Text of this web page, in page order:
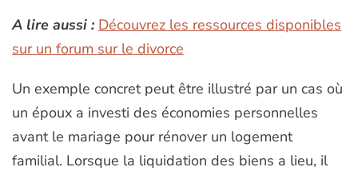
A lire aussi : Découvrez les ressources disponibles
sur un forum sur le divorce
Un exemple concret peut être illustré par un cas où
un époux a investi des économies personnelles
avant le mariage pour rénover un logement
familial. Lorsque la liquidation des biens a lieu, il